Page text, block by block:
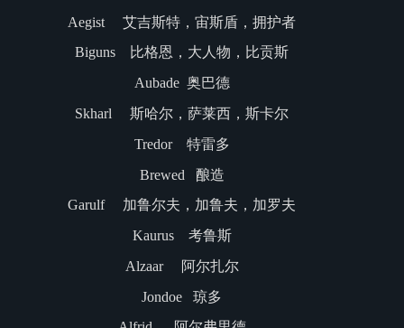
Aegist 艾吉斯特，宙斯盾，拥护者
Biguns 比格恩，大人物，比贡斯
Aubade 奥巴德
Skharl 斯哈尔，萨莱西，斯卡尔
Tredor 特雷多
Brewed 酿造
Garulf 加鲁尔夫，加鲁夫，加罗夫
Kaurus 考鲁斯
Alzaar 阿尔扎尔
Jondoe 琼多